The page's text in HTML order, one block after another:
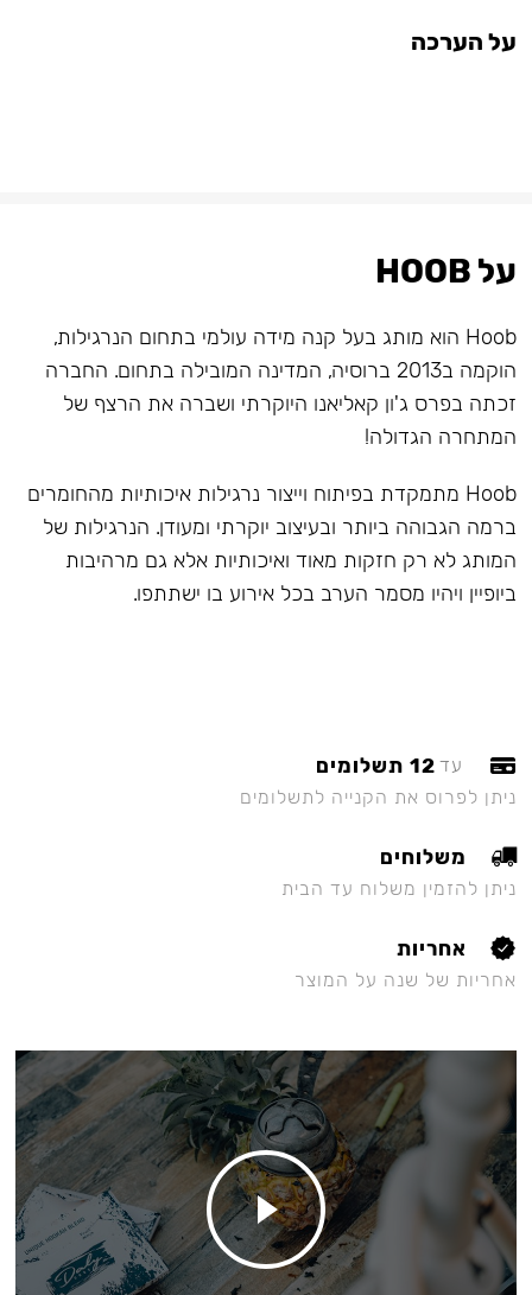
על הערכה
על HOOB
Hoob הוא מותג בעל קנה מידה עולמי בתחום הנרגילות,
הוקמה ב2013 ברוסיה, המדינה המובילה בתחום. החברה
זכתה בפרס ג'ון קאליאנו היוקרתי ושברה את הרצף של
המתחרה הגדולה!
Hoob מתמקדת בפיתוח וייצור נרגילות איכותיות מהחומרים
ברמה הגבוהה ביותר ובעיצוב יוקרתי ומעודן. הנרגילות של
המותג לא רק חזקות מאוד ואיכותיות אלא גם מרהיבות
ביופיין ויהיו מסמר הערב בכל אירוע בו ישתתפו.
עד 12 תשלומים
ניתן לפרוס את הקנייה לתשלומים
משלוחים
ניתן להזמין משלוח עד הבית
אחריות
אחריות של שנה על המוצר